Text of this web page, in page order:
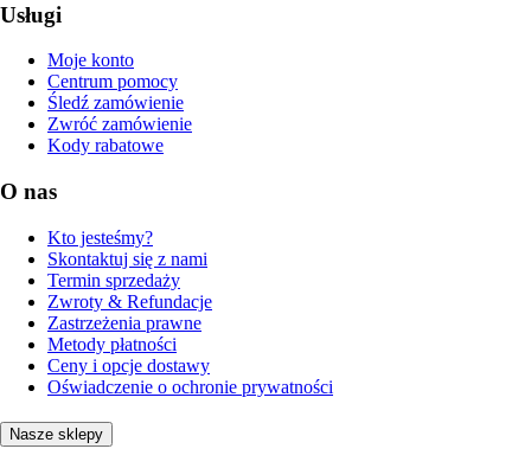
Usługi
Moje konto
Centrum pomocy
Śledź zamówienie
Zwróć zamówienie
Kody rabatowe
O nas
Kto jesteśmy?
Skontaktuj się z nami
Termin sprzedaży
Zwroty & Refundacje
Zastrzeżenia prawne
Metody płatności
Ceny i opcje dostawy
Oświadczenie o ochronie prywatności
Nasze sklepy